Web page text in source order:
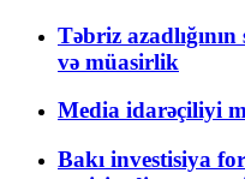
Təbriz
və müasirlik
Media idarəçiliyi
Bakı investisiya